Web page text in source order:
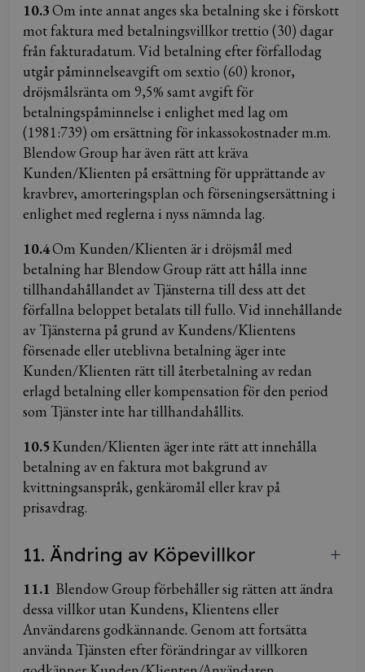
10.3Om inte annat anges ska betalning ske i förskott
mot faktura med betalningsvillkor trettio (30) dagar
från fakturadatum. Vid betalning efter förfallodag
utgår påminnelseavgift om sextio (60) kronor,
dröjsmålsränta om 9,5% samt avgift för
betalningspåminnelse i enlighet med lag om
(1981:739) om ersättning för inkassokostnader m.m.
Blendow Group har även rätt att kräva
Kunden/Klienten på ersättning för upprättande av
kravbrev, amorteringsplan och förseningsersättning i
enlighet med reglerna i nyss nämnda lag.
10.4Om Kunden/Klienten är i dröjsmål med
betalning har Blendow Group rätt att hålla inne
tillhandahållandet av Tjänsterna till dess att det
förfallna beloppet betalats till fullo. Vid innehållande
av Tjänsterna på grund av Kundens/Klientens
försenade eller uteblivna betalning äger inte
Kunden/Klienten rätt till återbetalning av redan
erlagd betalning eller kompensation för den period
som Tjänster inte har tillhandahållits.
10.5Kunden/Klienten äger inte rätt att innehålla
betalning av en faktura mot bakgrund av
kvittningsanspråk, genkäromål eller krav på
prisavdrag.
11. Ändring av Köpevillkor
11.1 Blendow Group förbehåller sig rätten att ändra
dessa villkor utan Kundens, Klientens eller
Användarens godkännande. Genom att fortsätta
använda Tjänsten efter förändringar av villkoren